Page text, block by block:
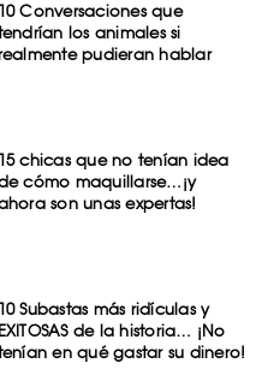
10 Conversaciones que
los animales si
pudieran hablar
15 chicas que no tenían idea
cómo maquillarse…¡y
son unas expertas!
10 Subastas más ridículas y
EXITOSAS de la historia… ¡No
en qué gastar su dinero!